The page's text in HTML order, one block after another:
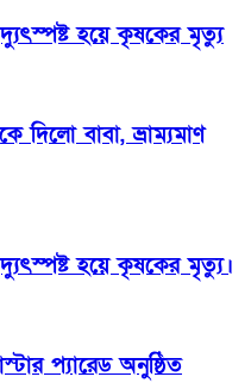
হয়ে কৃষকের মৃত্যু
দিলো বাবা, ভ্রাম্যমাণ
হয়ে কৃষকের মৃত্যু।
প্যারেড অনুষ্ঠিত